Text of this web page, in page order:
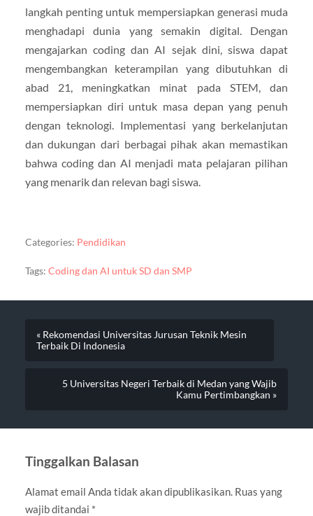
langkah penting untuk mempersiapkan generasi muda
menghadapi dunia yang semakin digital. Dengan
mengajarkan coding dan AI sejak dini, siswa dapat
mengembangkan keterampilan yang dibutuhkan di
abad 21, meningkatkan minat pada STEM, dan
mempersiapkan diri untuk masa depan yang penuh
dengan teknologi. Implementasi yang berkelanjutan
dan dukungan dari berbagai pihak akan memastikan
bahwa coding dan AI menjadi mata pelajaran pilihan
yang menarik dan relevan bagi siswa.
Categories: Pendidikan
Tags: Coding dan AI untuk SD dan SMP
« Rekomendasi Universitas Jurusan Teknik Mesin
Terbaik Di Indonesia
5 Universitas Negeri Terbaik di Medan yang Wajib
Kamu Pertimbangkan »
Tinggalkan Balasan
Alamat email Anda tidak akan dipublikasikan. Ruas yang
wajib ditandai *